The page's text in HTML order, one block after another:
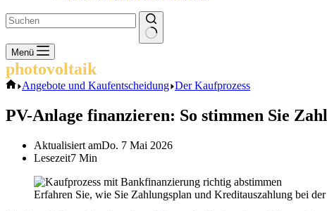
Keine
Ergebnisse
Menü
photovoltaik
Start
Angebote und Kaufentscheidung Der Kaufprozess
PV-Anlage finanzieren: So stimmen Sie
Aktualisiert amDo. 7 Mai 2026
Lesezeit7 Min
Erfahren Sie, wie Sie Zahlungsplan und Kreditauszahlung bei